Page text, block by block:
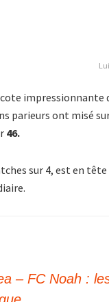
impressionnante
parieurs ont misé
46.
sur 4, est en
– FC Noah :